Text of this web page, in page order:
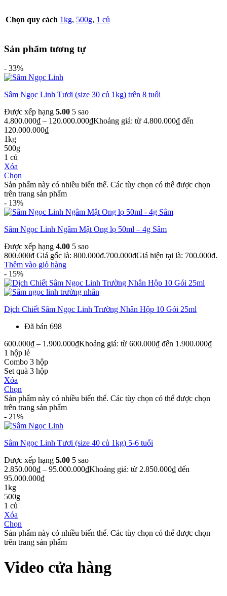
Chọn quy cách 1kg, 500g, 1 củ
Sản phẩm tương tự
- 33%
Sâm Ngọc Linh Tươi (size 30 củ 1kg) trên 8 tuổi
Được xếp hạng 5.00 5 sao
4.800.000₫ – 120.000.000₫Khoảng giá: từ 4.800.000₫ đến
120.000.000₫
1kg
500g
1 củ
Xóa
Chọn
Sản phẩm này có nhiều biến thể. Các tùy chọn có thể được chọn
trên trang sản phẩm
- 13%
Sâm Ngọc Linh Ngâm Mật Ong lọ 50ml – 4g Sâm
Được xếp hạng 4.00 5 sao
800.000₫ Giá gốc là: 800.000₫.700.000₫Giá hiện tại là: 700.000₫.
Thêm vào giỏ hàng
- 15%
Dịch Chiết Sâm Ngọc Linh Trường Nhân Hộp 10 Gói 25ml
Đã bán 698
600.000₫ – 1.900.000₫Khoảng giá: từ 600.000₫ đến 1.900.000₫
1 hộp lẻ
Combo 3 hộp
Set quà 3 hộp
Xóa
Chọn
Sản phẩm này có nhiều biến thể. Các tùy chọn có thể được chọn
trên trang sản phẩm
- 21%
Sâm Ngọc Linh Tươi (size 40 củ 1kg) 5-6 tuổi
Được xếp hạng 5.00 5 sao
2.850.000₫ – 95.000.000₫Khoảng giá: từ 2.850.000₫ đến
95.000.000₫
1kg
500g
1 củ
Xóa
Chọn
Sản phẩm này có nhiều biến thể. Các tùy chọn có thể được chọn
trên trang sản phẩm
Video cửa hàng